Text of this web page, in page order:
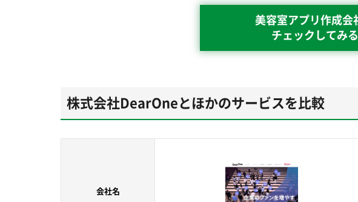
美容室アプリ作成会
チェックしてみる
株式会社DearOneとほかのサービスを比較
会社名